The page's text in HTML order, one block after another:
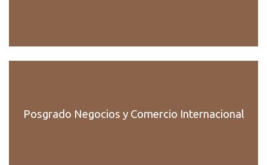
Posgrado Negocios y Comercio Internacional